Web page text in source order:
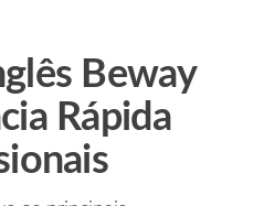
Beway
Rápida